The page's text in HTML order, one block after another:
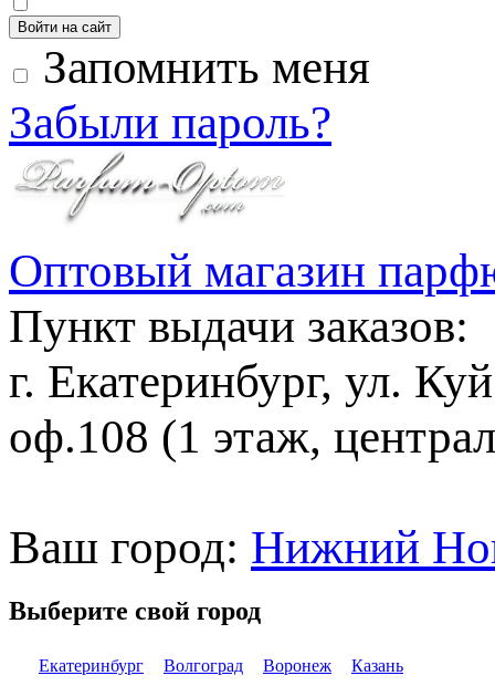
Войти на сайт
Запомнить меня
Забыли пароль?
Оптовый магазин
Пункт выдачи заказов:
г. Екатеринбург, ул.
оф.108 (1 этаж,
Ваш город: Нижний
Выберите свой город
Екатеринбург Волгоград Воронеж
Казань